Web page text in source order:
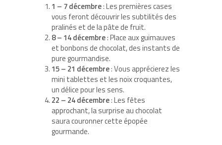
1 – 7 décembre: Les premières cases
vous feront découvrir les subtilités des
pralinés et de la pâte de fruit.
8 – 14 décembre: Place aux guimauves
et bonbons de chocolat, des instants de
pure gourmandise.
15 – 21 décembre: Vous apprécierez les
mini tablettes et les noix croquantes,
un délice pour les sens.
22 – 24 décembre: Les fêtes
approchant, la surprise au chocolat
saura couronner cette épopée
gourmande.